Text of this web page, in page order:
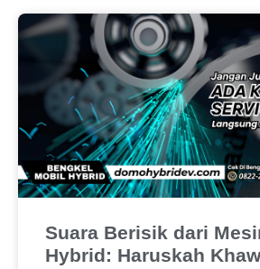
Suara Berisik dari
Hybrid: Haruskah